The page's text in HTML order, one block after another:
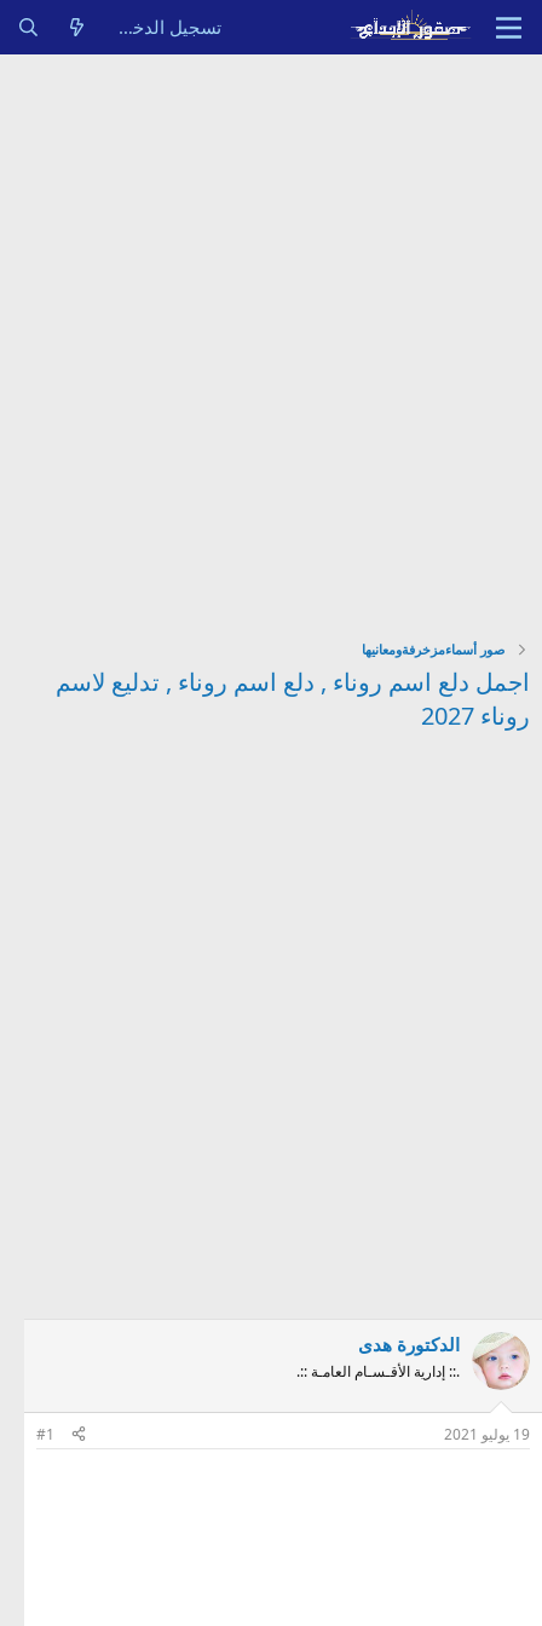
تسجيل الدخول
صور أسماءمزخرفةومعانيها
اجمل دلع اسم روناء , دلع اسم روناء , تدليع لاسم
روناء 2027
الدكتورة هدى
.:: إدارية الأقـسـام العامـة ::.
19 يوليو 2021 #1